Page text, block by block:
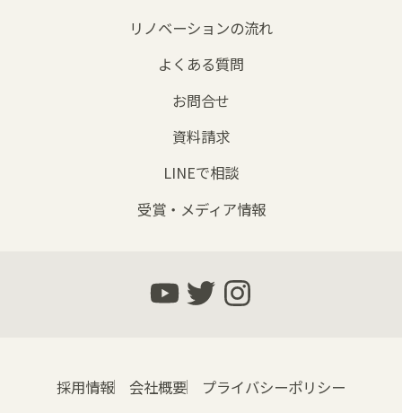
リノベーションの流れ
よくある質問
お問合せ
資料請求
LINEで相談
受賞・メディア情報
採用情報 会社概要 プライバシーポリシー